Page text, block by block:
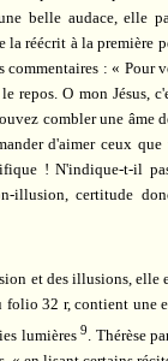
belle audace, elle
la réécrit à la première
commentaires : « Pour
repos. O mon Jésus,
combler une âme
d'aimer ceux
! N'indique-t-il
illusion, certitude
et des illusions, elle
folio 32 r, contient une
lumières 9
. Thérèse